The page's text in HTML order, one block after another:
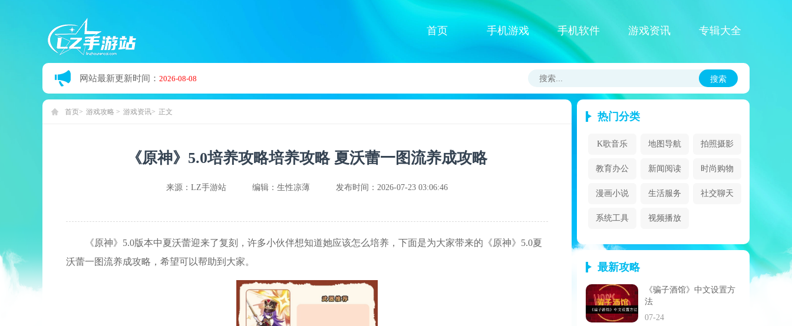
首页 手机游戏 手机软件 游戏资讯 专辑大全
网站最新更新时间： 2026-08-08 搜索
首页 游戏攻略 游戏资讯 正文
《原神》5.0培养攻略培养攻略 夏沃蕾一图流养成攻略
来源：LZ手游站 编辑：生性凉薄 发布时间：2026-07-23 03:06:46
《原神》5.0版本中夏沃蕾迎来了复刻，许多小伙伴想知道她应该怎么培养，下面是为大家带来的《原神》5.0夏
沃蕾一图流养成攻略，希望可以帮助到大家。
热门分类
K歌音乐 地图导航 拍照摄影
教育办公 新闻阅读 时尚购物
漫画小说 生活服务 社交聊天
系统工具 视频播放
最新攻略
《骗子酒馆》中文设置方
法
07-24